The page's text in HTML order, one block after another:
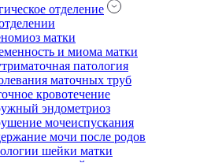
отделение
матки
и миома матки
патология
маточных труб
кровотечение
эндометриоз
мочеиспускания
мочи после родов
шейки матки